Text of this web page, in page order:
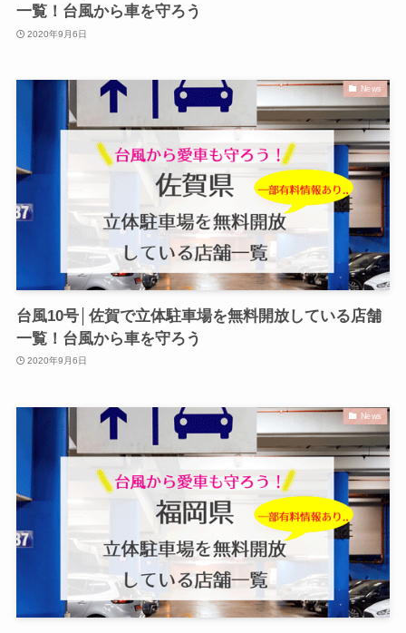
一覧！台風から車を守ろう
2020年9月6日
News
台風10号│佐賀で立体駐車場を無料開放している店舗
一覧！台風から車を守ろう
2020年9月6日
News